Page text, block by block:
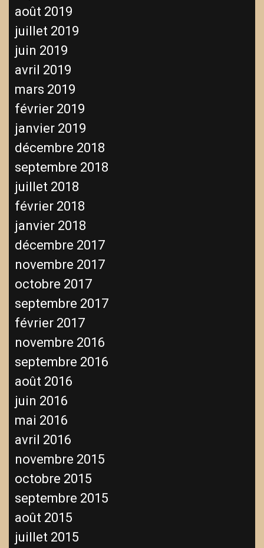
août 2019
juillet 2019
juin 2019
avril 2019
mars 2019
février 2019
janvier 2019
décembre 2018
septembre 2018
juillet 2018
février 2018
janvier 2018
décembre 2017
novembre 2017
octobre 2017
septembre 2017
février 2017
novembre 2016
septembre 2016
août 2016
juin 2016
mai 2016
avril 2016
novembre 2015
octobre 2015
septembre 2015
août 2015
juillet 2015